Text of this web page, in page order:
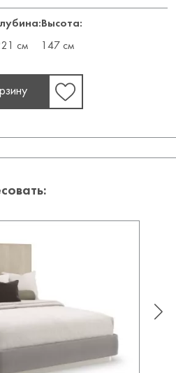
см
Высота:
147 см